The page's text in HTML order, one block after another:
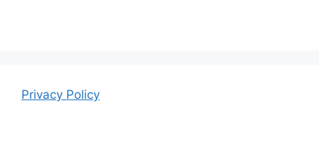
Privacy Policy